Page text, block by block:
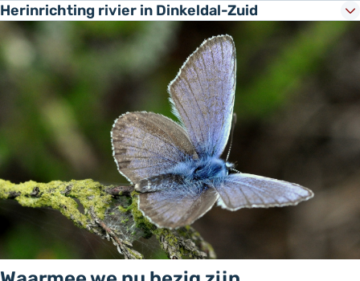
Herinrichting rivier in Dinkeldal-Zuid